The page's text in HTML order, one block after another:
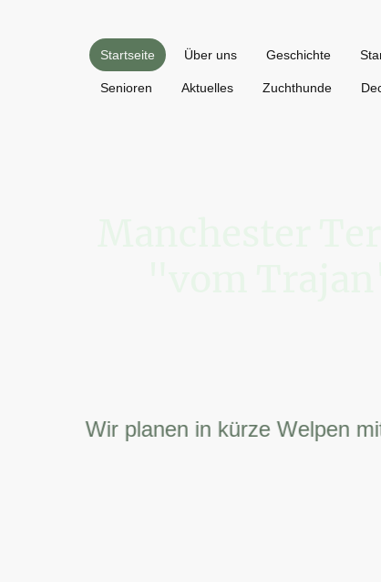
Startseite Über uns Geschichte
Senioren Aktuelles Zuchthunde
Wir planen in kürze Welpen mit